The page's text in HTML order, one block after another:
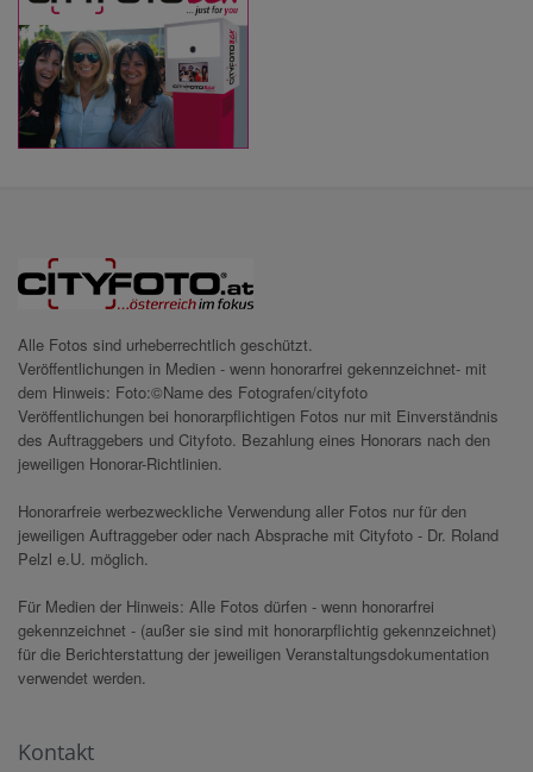
Alle Fotos sind urheberrechtlich geschützt.
Veröffentlichungen in Medien - wenn honorarfrei gekennzeichnet- mit
dem Hinweis: Foto:©Name des Fotografen/cityfoto
Veröffentlichungen bei honorarpflichtigen Fotos nur mit Einverständnis
des Auftraggebers und Cityfoto. Bezahlung eines Honorars nach den
jeweiligen Honorar-Richtlinien.
Honorarfreie werbezweckliche Verwendung aller Fotos nur für den
jeweiligen Auftraggeber oder nach Absprache mit Cityfoto - Dr. Roland
Pelzl e.U. möglich.
Für Medien der Hinweis: Alle Fotos dürfen - wenn honorarfrei
gekennzeichnet - (außer sie sind mit honorarpflichtig gekennzeichnet)
für die Berichterstattung der jeweiligen Veranstaltungsdokumentation
verwendet werden.
Kontakt